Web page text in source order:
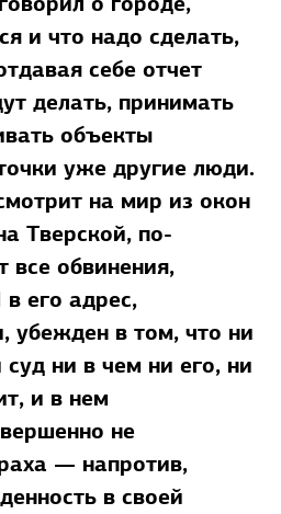
и что надо сделать,
себе отчет
делать, принимать
объекты
уже другие люди.
на мир из окон
Тверской, по-
все обвинения,
его адрес,
убежден в том, что ни
ни в чем ни его, ни
и в нем
не
— напротив,
в своей